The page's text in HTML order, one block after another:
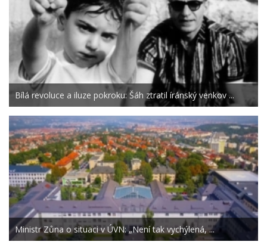
Bílá revoluce a iluze pokroku: Šáh ztratil íránský venkov ...
Ministr Zůna o situaci v ÚVN: „Není tak vychýlená, ...